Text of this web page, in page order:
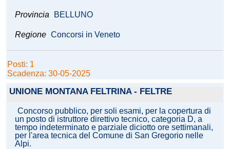
Provincia BELLUNO
Regione Concorsi in Veneto
Posti: 1
Scadenza: 30-05-2025
UNIONE MONTANA FELTRINA - FELTRE
Concorso pubblico, per soli esami, per la copertura di
un posto di istruttore direttivo tecnico, categoria D, a
tempo indeterminato e parziale diciotto ore settimanali,
per l'area tecnica del Comune di San Gregorio nelle
Alpi.